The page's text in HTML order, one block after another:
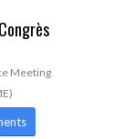
Meeting